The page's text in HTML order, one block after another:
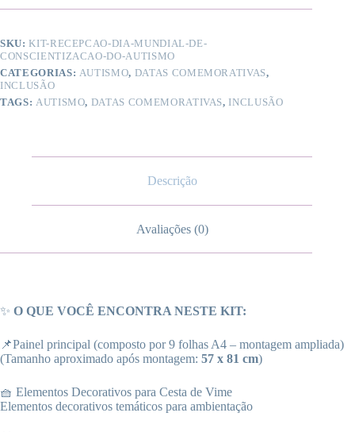
SKU:KIT-RECEPCAO-DIA-MUNDIAL-DE-
CONSCIENTIZACAO-DO-AUTISMO
CATEGORIAS: AUTISMO, DATAS COMEMORATIVAS,
INCLUSÃO
TAGS: AUTISMO, DATAS COMEMORATIVAS, INCLUSÃO
Descrição
Avaliações (0)
✨ O QUE VOCÊ ENCONTRA NESTE KIT:
📌Painel principal (composto por 9 folhas A4 – montagem ampliada)
(Tamanho aproximado após montagem: 57 x 81 cm)
🧺 Elementos Decorativos para Cesta de Vime
Elementos decorativos temáticos para ambientação